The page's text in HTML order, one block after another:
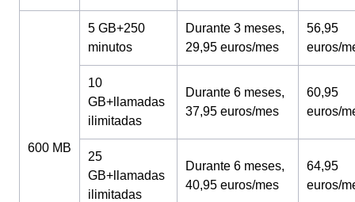
600 MB
5 GB+250
minutos
Durante 3 meses,
29,95 euros/mes
56,95
euros/
10
GB+llamadas
ilimitadas
Durante 6 meses,
37,95 euros/mes
60,95
euros/
25
GB+llamadas
ilimitadas
Durante 6 meses,
40,95 euros/mes
64,95
euros/